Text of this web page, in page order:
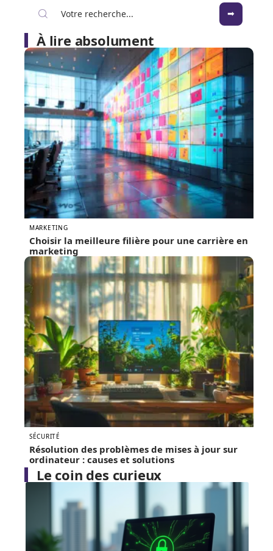
À lire absolument
MARKETING
Choisir la meilleure filière pour une carrière en
marketing
SÉCURITÉ
Résolution des problèmes de mises à jour sur
ordinateur : causes et solutions
Le coin des curieux